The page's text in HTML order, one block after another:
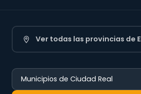
Ver todas las provincias de